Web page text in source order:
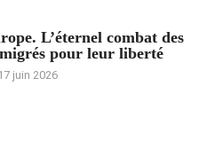
L’éternel combat des
pour leur liberté
juin 2026